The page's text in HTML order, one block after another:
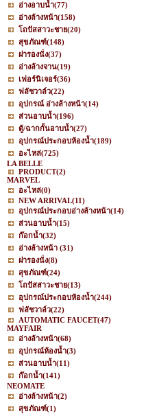
อ่างอาบน้ำ(77)
อ่างล้างหน้า(158)
โถปัสสาวะชาย(20)
สุขภัณฑ์(148)
ฝารองนั่ง(37)
อ่างล้างจาน(19)
เฟอร์นิเจอร์(36)
ฟลัชวาล์ว(22)
อุปกรณ์ อ่างล้างหน้า(14)
ส่วนอาบน้ำ(196)
ตู้/ฉากกั้นอาบน้ำ(27)
อุปกรณ์ประกอบห้องน้ำ(189)
อะไหล่(725)
LA BELLE
PRODUCT(2)
MARVEL
อะไหล่(0)
NEW ARRIVAL(11)
อุปกรณ์ประกอบอ่างล้างหน้า(14)
ส่วนอาบน้ำ(15)
ก๊อกน้ำ(32)
อ่างล้างหน้า (31)
ฝารองนั่ง(8)
สุขภัณฑ์(24)
โถปัสสาวะชาย(13)
อุปกรณ์ประกอบห้องน้ำ(244)
ฟลัชวาล์ว(22)
AUTOMATIC FAUCET(47)
MAYFAIR
อ่างล้างหน้า(68)
อุปกรณ์ห้องน้ำ(3)
ส่วนอาบน้ำ(11)
ก๊อกน้ำ(141)
NEOMATE
อ่างล้างหน้า(2)
สุขภัณฑ์(1)